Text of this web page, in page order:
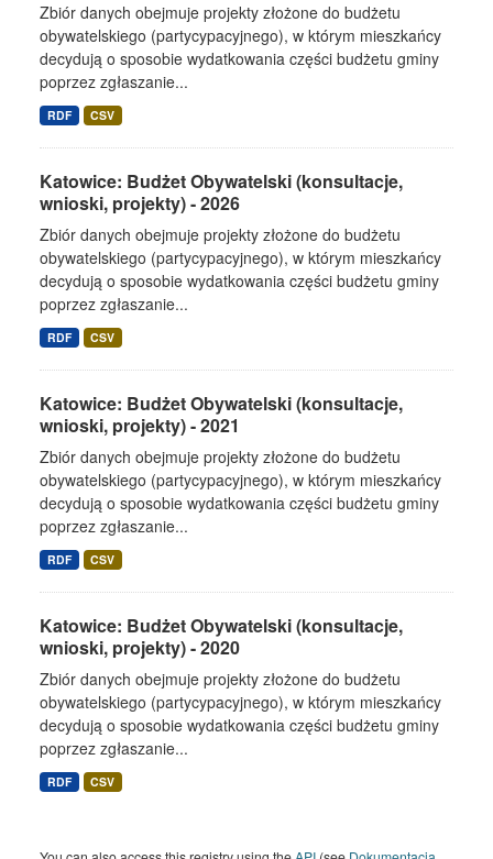
Zbiór danych obejmuje projekty złożone do budżetu
obywatelskiego (partycypacyjnego), w którym mieszkańcy
decydują o sposobie wydatkowania części budżetu gminy
poprzez zgłaszanie...
RDF CSV
Katowice: Budżet Obywatelski (konsultacje,
wnioski, projekty) - 2026
Zbiór danych obejmuje projekty złożone do budżetu
obywatelskiego (partycypacyjnego), w którym mieszkańcy
decydują o sposobie wydatkowania części budżetu gminy
poprzez zgłaszanie...
RDF CSV
Katowice: Budżet Obywatelski (konsultacje,
wnioski, projekty) - 2021
Zbiór danych obejmuje projekty złożone do budżetu
obywatelskiego (partycypacyjnego), w którym mieszkańcy
decydują o sposobie wydatkowania części budżetu gminy
poprzez zgłaszanie...
RDF CSV
Katowice: Budżet Obywatelski (konsultacje,
wnioski, projekty) - 2020
Zbiór danych obejmuje projekty złożone do budżetu
obywatelskiego (partycypacyjnego), w którym mieszkańcy
decydują o sposobie wydatkowania części budżetu gminy
poprzez zgłaszanie...
RDF CSV